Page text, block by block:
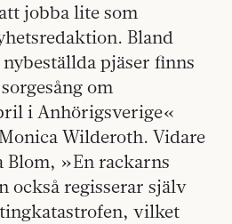
jobba lite som
Bland
pjäser finns
om
i Anhörigsverige«
Wilderoth. Vidare
Blom, »En rackarns
också regisserar själv
vilket